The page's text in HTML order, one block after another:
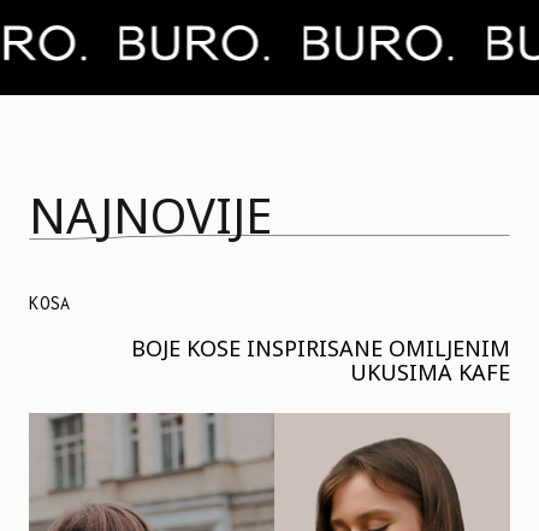
NAJNOVIJE
KOSA
BOJE KOSE INSPIRISANE OMILJENIM
UKUSIMA KAFE